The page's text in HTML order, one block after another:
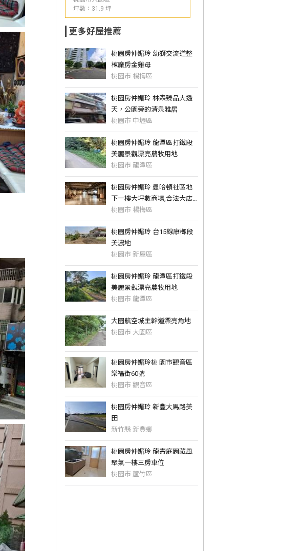
坪數：31.9 坪
更多好屋推薦
桃園房仲媚玲 幼獅交流道整
棟廠房金雞母
桃園市 楊梅區
桃園房仲媚玲 林森臻品大透
天，公園旁的清泉雅居
桃園市 中壢區
桃園房仲媚玲 龍潭區打鐵段
美麗景觀漂亮農牧用地
桃園市 龍潭區
桃園房仲媚玲 曼哈頓社區地
下一樓大坪數商場,合法大店
面
桃園市 楊梅區
桃園房仲媚玲 台15線康榔段
美濃地
桃園市 新屋區
桃園房仲媚玲 龍潭區打鐵段
美麗景觀漂亮農牧用地
桃園市 龍潭區
大園航空城主幹道漂亮角地
桃園市 大園區
桃園房仲媚玲桃 園市觀音區
樂福街60號
桃園市 觀音區
桃園房仲媚玲 新豐大馬路美
田
新竹縣 新豐鄉
桃園房仲媚玲 龍壽庭園藏風
聚氣一樓三房車位
桃園市 蘆竹區